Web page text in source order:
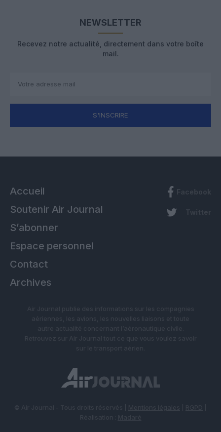
NEWSLETTER
Recevez notre actualité, directement dans votre boîte
mail.
S'INSCRIRE
Accueil
Soutenir Air Journal
S’abonner
Espace personnel
Contact
Archives